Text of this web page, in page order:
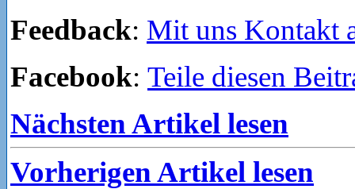
Feedback: Mit uns Kontakt
Facebook: Teile diesen
Nächsten Artikel lesen
Vorherigen Artikel lesen